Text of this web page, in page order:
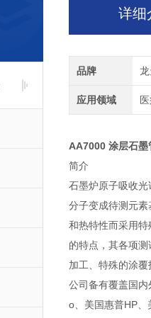
详细
品牌
应用领域
AA7000 涂层石
简
石墨炉原子吸收
分子变成待测元
和热特性而采用
的特点，其各项
加工、特殊的涂
公司备有覆盖国
o、美国惠普HP